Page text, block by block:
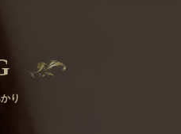
り